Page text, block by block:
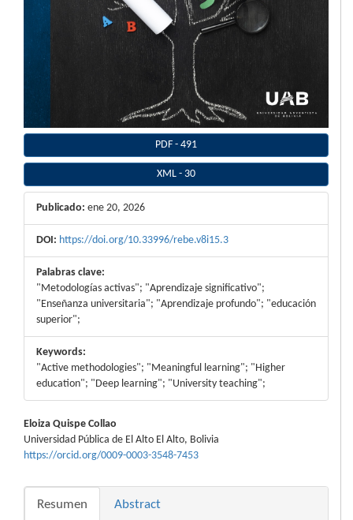
PDF - 491
XML - 30
Publicado: ene 20, 2026
DOI: https://doi.org/10.33996/rebe.v8i15.3
Palabras clave:
"Metodologías activas"; "Aprendizaje significativo";
"Enseñanza universitaria"; "Aprendizaje profundo"; "educación
superior";
Keywords:
"Active methodologies"; "Meaningful learning"; "Higher
education"; "Deep learning"; "University teaching";
Contenido
principal
del
artículo
Eloiza Quispe Collao
Universidad Pública de El Alto El Alto, Bolivia
https://orcid.org/0009-0003-3548-7453
Resumen Abstract